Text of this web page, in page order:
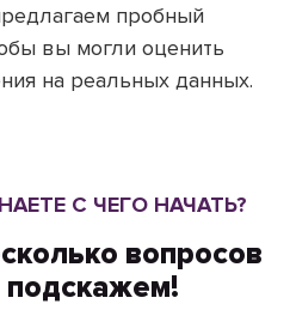
пробный
вы могли оценить
на реальных данных.
С ЧЕГО НАЧАТЬ?
вопросов
подскажем!